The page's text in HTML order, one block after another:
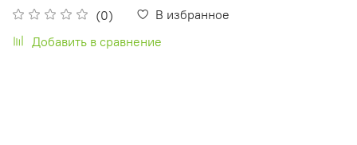
(0)
В избранное
Добавить в сравнение